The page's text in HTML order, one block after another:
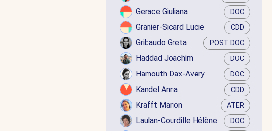
Gerace Giuliana DOC
Granier-Sicard Lucie CDD
Gribaudo Greta POST DOC
Haddad Joachim DOC
Hamouth Dax-Avery DOC
Kandel Anna CDD
Krafft Marion ATER
Laulan-Courdille Hélène DOC